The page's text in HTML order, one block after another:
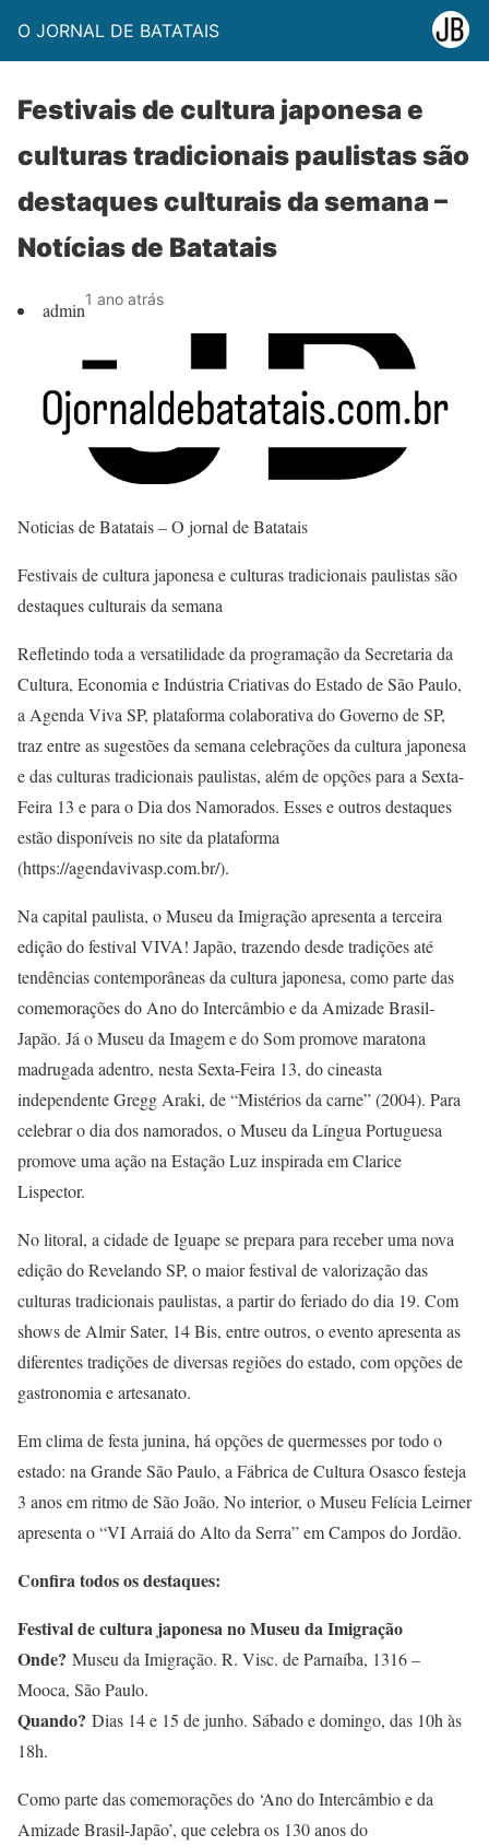
O JORNAL DE BATATAIS
Festivais de cultura japonesa e
culturas tradicionais paulistas são
destaques culturais da semana –
Notícias de Batatais
admin1 ano atrás
Noticias de Batatais – O jornal de Batatais
Festivais de cultura japonesa e culturas tradicionais paulistas são
destaques culturais da semana
Refletindo toda a versatilidade da programação da Secretaria da
Cultura, Economia e Indústria Criativas do Estado de São Paulo,
a Agenda Viva SP, plataforma colaborativa do Governo de SP,
traz entre as sugestões da semana celebrações da cultura japonesa
e das culturas tradicionais paulistas, além de opções para a Sexta-
Feira 13 e para o Dia dos Namorados. Esses e outros destaques
estão disponíveis no site da plataforma
(https://agendavivasp.com.br/).
Na capital paulista, o Museu da Imigração apresenta a terceira
edição do festival VIVA! Japão, trazendo desde tradições até
tendências contemporâneas da cultura japonesa, como parte das
comemorações do Ano do Intercâmbio e da Amizade Brasil-
Japão. Já o Museu da Imagem e do Som promove maratona
madrugada adentro, nesta Sexta-Feira 13, do cineasta
independente Gregg Araki, de “Mistérios da carne” (2004). Para
celebrar o dia dos namorados, o Museu da Língua Portuguesa
promove uma ação na Estação Luz inspirada em Clarice
Lispector.
No litoral, a cidade de Iguape se prepara para receber uma nova
edição do Revelando SP, o maior festival de valorização das
culturas tradicionais paulistas, a partir do feriado do dia 19. Com
shows de Almir Sater, 14 Bis, entre outros, o evento apresenta as
diferentes tradições de diversas regiões do estado, com opções de
gastronomia e artesanato.
Em clima de festa junina, há opções de quermesses por todo o
estado: na Grande São Paulo, a Fábrica de Cultura Osasco festeja
3 anos em ritmo de São João. No interior, o Museu Felícia Leirner
apresenta o “VI Arraiá do Alto da Serra” em Campos do Jordão.
Confira todos os destaques:
Festival de cultura japonesa no Museu da Imigração
Onde? Museu da Imigração. R. Visc. de Parnaíba, 1316 –
Mooca, São Paulo.
Quando? Dias 14 e 15 de junho. Sábado e domingo, das 10h às
18h.
Como parte das comemorações do ‘Ano do Intercâmbio e da
Amizade Brasil-Japão’, que celebra os 130 anos do